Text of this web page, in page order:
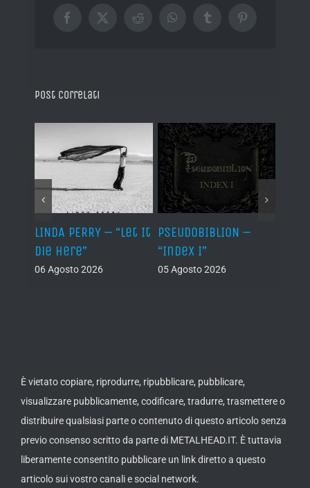
Facebook
X RedditWhatsAppTumblrPinterest
Post correlati
LINDA PERRY – “Let It
Die Here”
06 Agosto 2026
PSEUDOBIBLION –
“Index I”
05 Agosto 2026
È vietato copiare, riprodurre, ripubblicare, pubblicare,
visualizzare pubblicamente, codificare, tradurre, trasmettere o
distribuire qualsiasi parte o contenuto di questo articolo senza
previo consenso scritto da parte di METALHEAD.IT. È tuttavia
liberamente consentito pubblicare un link diretto a questo
articolo sui vostro canali e social network.